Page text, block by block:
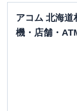
アコム 北海道
機・店舗・